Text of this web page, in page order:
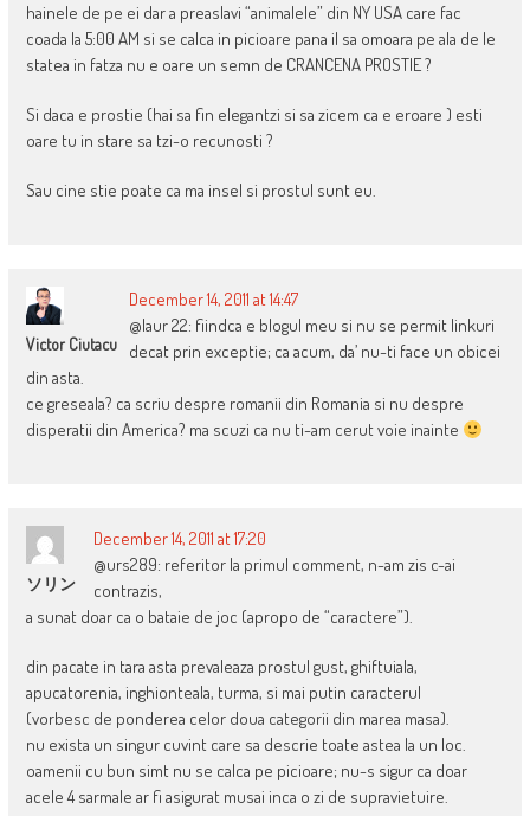
hainele de pe ei dar a preaslavi “animalele” din NY USA care fac
coada la 5:00 AM si se calca in picioare pana il sa omoara pe ala de le
statea in fatza nu e oare un semn de CRANCENA PROSTIE ?
Si daca e prostie (hai sa fin elegantzi si sa zicem ca e eroare ) esti
oare tu in stare sa tzi-o recunosti ?
Sau cine stie poate ca ma insel si prostul sunt eu.
Victor Ciutacu
December 14, 2011 at 14:47
@laur 22: fiindca e blogul meu si nu se permit linkuri
decat prin exceptie; ca acum, da’ nu-ti face un obicei
din asta.
ce greseala? ca scriu despre romanii din Romania si nu despre
disperatii din America? ma scuzi ca nu ti-am cerut voie inainte
ソリン
December 14, 2011 at 17:20
@urs289: referitor la primul comment, n-am zis c-ai
contrazis,
a sunat doar ca o bataie de joc (apropo de “caractere”).
din pacate in tara asta prevaleaza prostul gust, ghiftuiala,
apucatorenia, inghionteala, turma, si mai putin caracterul
(vorbesc de ponderea celor doua categorii din marea masa).
nu exista un singur cuvint care sa descrie toate astea la un loc.
oamenii cu bun simt nu se calca pe picioare; nu-s sigur ca doar
acele 4 sarmale ar fi asigurat musai inca o zi de supravietuire.